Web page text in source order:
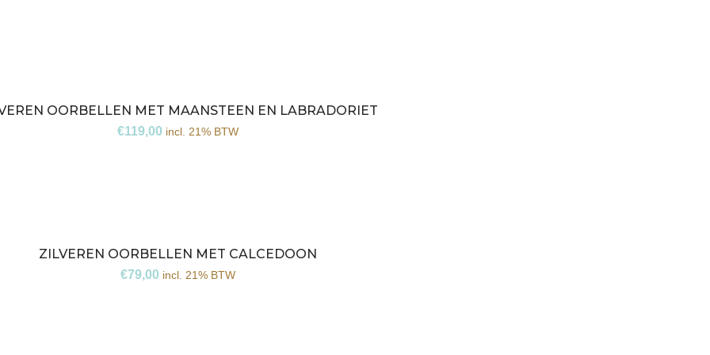
OORBELLEN MET MAANSTEEN EN LABRADORIET
€119,00 incl. 21% BTW
ZILVEREN OORBELLEN MET CALCEDOON
€79,00 incl. 21% BTW